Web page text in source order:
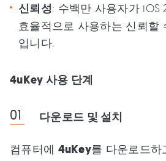
신뢰성: 수백만 사용자가 iOS
효율적으로 사용하는 신뢰할
입니다.
4uKey 사용 단계
다운로드 및 설치
컴퓨터에 4uKey를 다운로드하